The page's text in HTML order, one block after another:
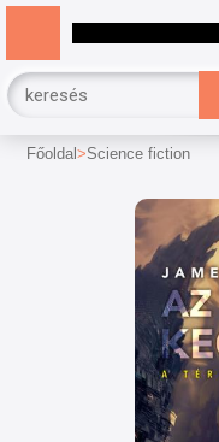
Főoldal Science fiction